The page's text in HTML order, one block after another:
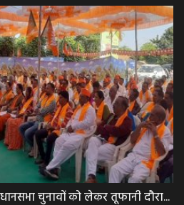
चुनावों को लेकर तूफानी दौरा...